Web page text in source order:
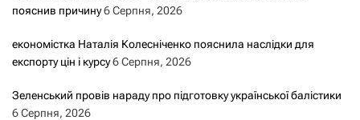
пояснив причину6 Серпня, 2026
економістка Наталія Колесніченко пояснила наслідки для
експорту цін і курсу6 Серпня, 2026
Зеленський провів нараду про підготовку української балістики
6 Серпня, 2026